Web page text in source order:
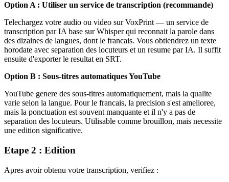
Option A : Utiliser un service de transcription (recommande)
Telechargez votre audio ou video sur VoxPrint — un service de
transcription par IA base sur Whisper qui reconnait la parole dans
des dizaines de langues, dont le francais. Vous obtiendrez un texte
horodate avec separation des locuteurs et un resume par IA. Il suffit
ensuite d'exporter le resultat en SRT.
Option B : Sous-titres automatiques YouTube
YouTube genere des sous-titres automatiquement, mais la qualite
varie selon la langue. Pour le francais, la precision s'est amelioree,
mais la ponctuation est souvent manquante et il n'y a pas de
separation des locuteurs. Utilisable comme brouillon, mais necessite
une edition significative.
Etape 2 : Edition
Apres avoir obtenu votre transcription, verifiez :